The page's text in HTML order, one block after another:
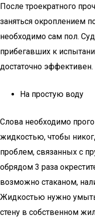
После троекратного
заняться окроплением
необходимо сам пол.
прибегавших к
достаточно эффективен.
На простую воду
Слова необходимо
жидкостью, чтобы
проблем, связанных с
обрядом 3 раза
возможно стаканом,
Жидкостью нужно
стену в собственном